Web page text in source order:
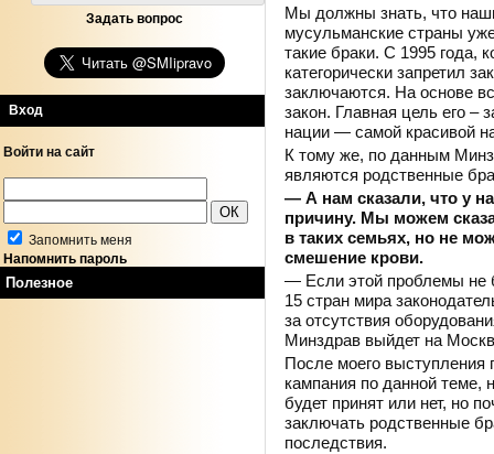
Задать вопрос
Вход
Войти на сайт
Запомнить меня
Напомнить пароль
Полезное
Мы должны знать, что
мусульманские страны
такие браки. С 1995 года,
категорически запретил
заключаются. На основе
закон. Главная цель его –
нации — самой красивой
К тому же, по данным
являются родственные
— А нам сказали, что у
причину. Мы можем
в таких семьях, но не
смешение крови.
— Если этой проблемы не
15 стран мира
за отсутствия
Минздрав выйдет на
После моего выступления
кампания по данной теме,
будет принят или нет, но
заключать родственные
последствия.